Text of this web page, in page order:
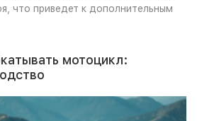
что приведет к дополнительным
мотоцикл: